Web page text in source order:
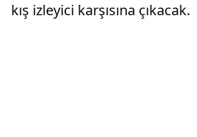
kış izleyici karşısına çıkacak.